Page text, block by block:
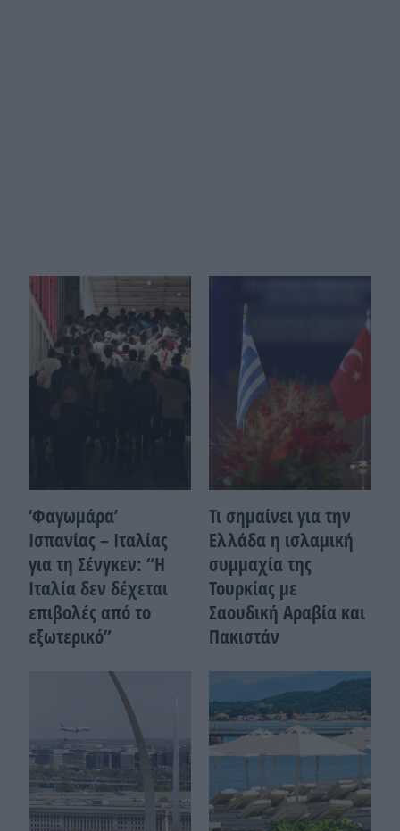
‘Φαγωμάρα’
Ισπανίας – Ιταλίας
για τη Σένγκεν: “Η
Ιταλία δεν δέχεται
επιβολές από το
εξωτερικό”
Τι σημαίνει για την
Ελλάδα η ισλαμική
συμμαχία της
Τουρκίας με
Σαουδική Αραβία και
Πακιστάν